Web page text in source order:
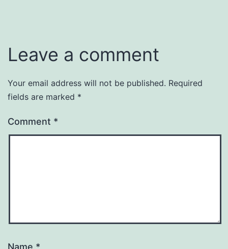
Leave a comment
Your email address will not be published. Required
fields are marked *
Comment *
Name *